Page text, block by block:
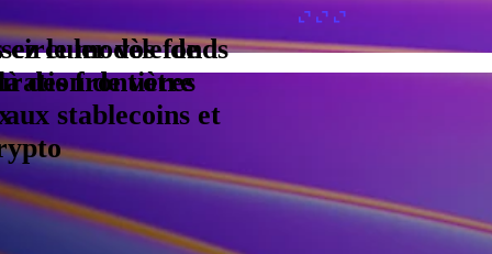
le modèle de
de votre
circuler vos fonds
des frontières
stablecoins et